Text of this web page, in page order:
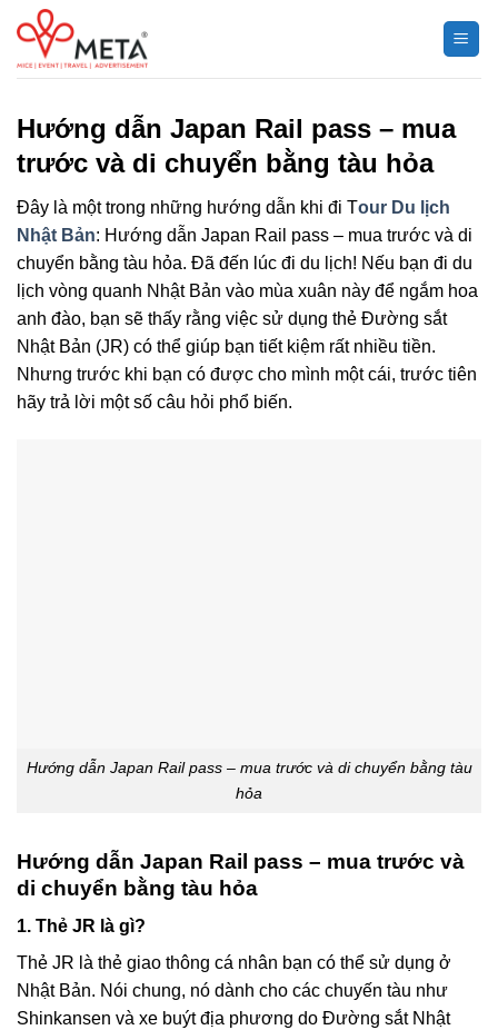
Chuyển
đến
nội
Hướng dẫn Japan Rail pass – mua
trước và di chuyển bằng tàu hỏa
Đây là một trong những hướng dẫn khi đi Tour Du lịch
Nhật Bản: Hướng dẫn Japan Rail pass – mua trước và di
chuyển bằng tàu hỏa. Đã đến lúc đi du lịch! Nếu bạn đi du
lịch vòng quanh Nhật Bản vào mùa xuân này để ngắm hoa
anh đào, bạn sẽ thấy rằng việc sử dụng thẻ Đường sắt
Nhật Bản (JR) có thể giúp bạn tiết kiệm rất nhiều tiền.
Nhưng trước khi bạn có được cho mình một cái, trước tiên
hãy trả lời một số câu hỏi phổ biến.
Hướng dẫn Japan Rail pass – mua trước và di chuyển bằng tàu
hỏa
Hướng dẫn Japan Rail pass – mua trước và
di chuyển bằng tàu hỏa
1. Thẻ JR là gì?
Thẻ JR là thẻ giao thông cá nhân bạn có thể sử dụng ở
Nhật Bản. Nói chung, nó dành cho các chuyến tàu như
Shinkansen và xe buýt địa phương do Đường sắt Nhật